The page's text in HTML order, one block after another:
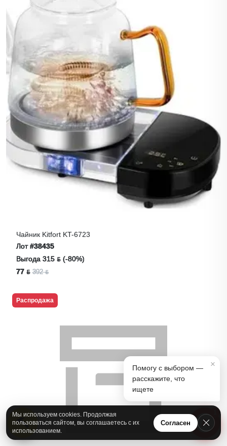
Чайник Kitfort KT-6723
Лот#38435
Выгода 315 ƃ (-80%)
77 ƃ 392 ƃ
Распродажа
Мы используем cookies. Продолжая
пользоваться сайтом, вы соглашаетесь с их
использованием.
Согласен
Помогу с выбором —
расскажите, что
ищете
×
А